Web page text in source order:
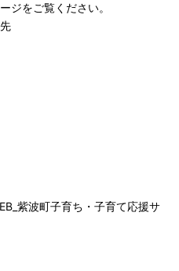
ジをご覧ください。
紫波町子育ち・子育て応援サ